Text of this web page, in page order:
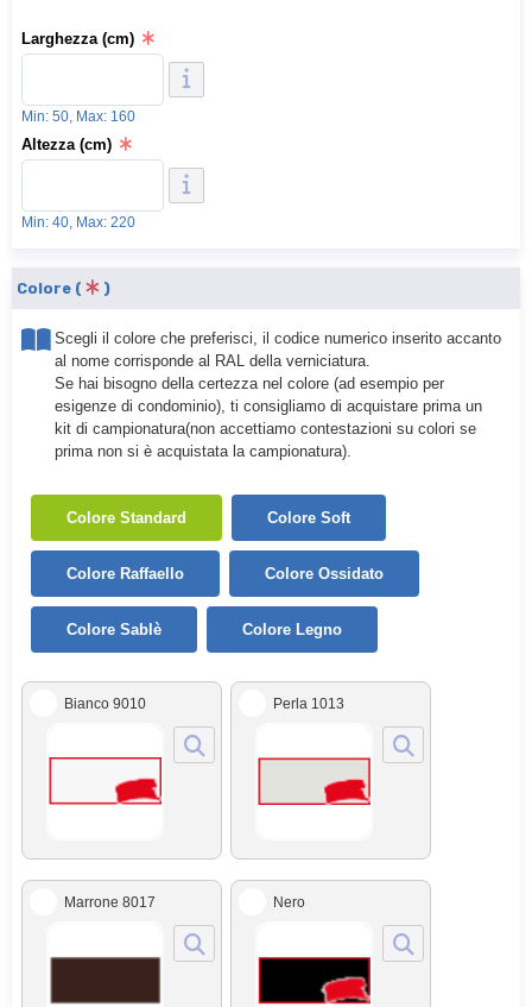
Larghezza (cm)
Min: 50, Max: 160
Altezza (cm)
Min: 40, Max: 220
Colore ( )
Scegli il colore che preferisci, il codice numerico inserito accanto
al nome corrisponde al RAL della verniciatura.
Se hai bisogno della certezza nel colore (ad esempio per
esigenze di condominio), ti consigliamo di acquistare prima un
kit di campionatura(non accettiamo contestazioni su colori se
prima non si è acquistata la campionatura).
Colore Standard Colore Soft
Colore Raffaello Colore Ossidato
Colore Sablè Colore Legno
Bianco 9010 Perla 1013
Marrone 8017 Nero